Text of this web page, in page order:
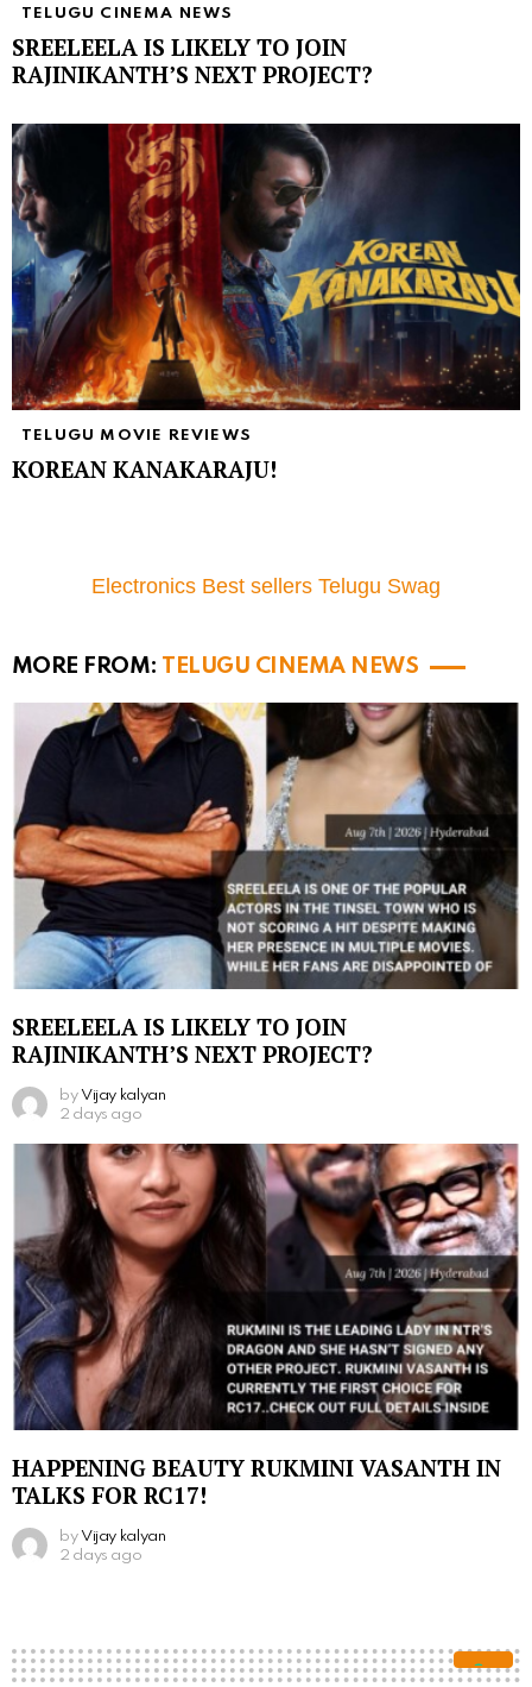
TELUGU CINEMA NEWS
SREELEELA IS LIKELY TO JOIN
RAJINIKANTH’S NEXT PROJECT?
TELUGU MOVIE REVIEWS
KOREAN KANAKARAJU!
Electronics Best sellers Telugu Swag
MORE FROM: TELUGU CINEMA NEWS
SREELEELA IS LIKELY TO JOIN
RAJINIKANTH’S NEXT PROJECT?
by Vijay kalyan
2 days ago
HAPPENING BEAUTY RUKMINI VASANTH IN
TALKS FOR RC17!
by Vijay kalyan
2 days ago